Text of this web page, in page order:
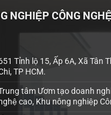
NGHIỆP CÔNG
Tỉnh lộ 15, Ấp 6A, Xã Tân
TP HCM.
tâm Ươm tạo doanh
cao, Khu nông nghiệp